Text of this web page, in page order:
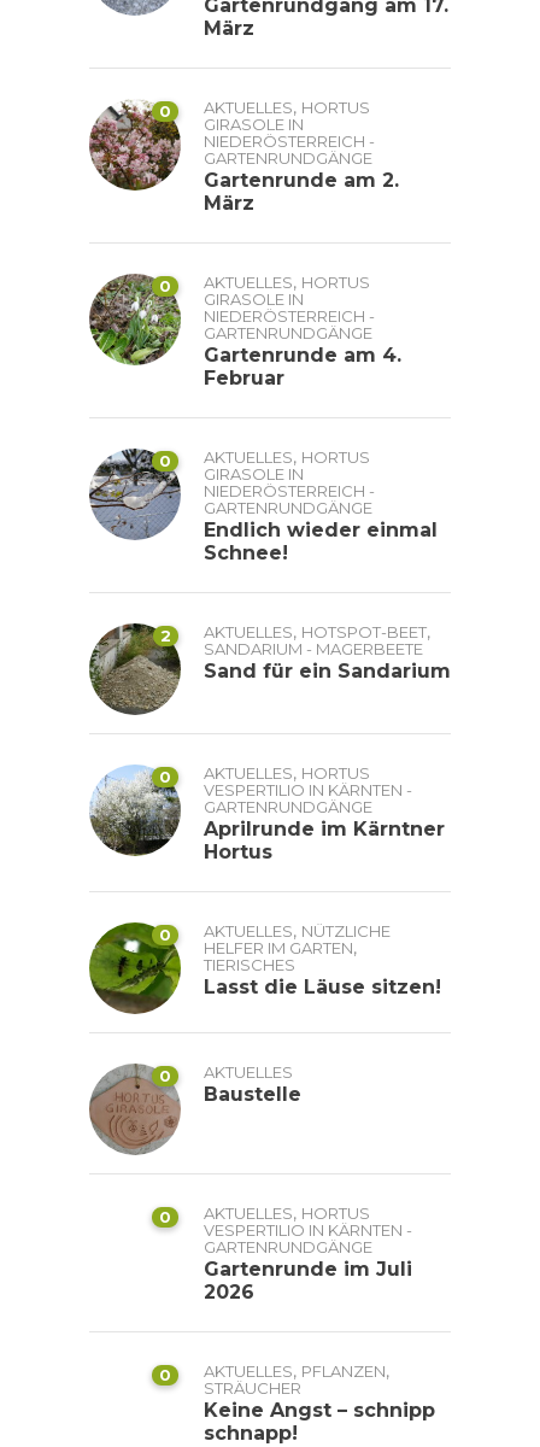
Gartenrundgang am 17.
März
0 AKTUELLES, HORTUS
GIRASOLE IN
NIEDERÖSTERREICH -
GARTENRUNDGÄNGE
Gartenrunde am 2.
März
0 AKTUELLES, HORTUS
GIRASOLE IN
NIEDERÖSTERREICH -
GARTENRUNDGÄNGE
Gartenrunde am 4.
Februar
0 AKTUELLES, HORTUS
GIRASOLE IN
NIEDERÖSTERREICH -
GARTENRUNDGÄNGE
Endlich wieder einmal
Schnee!
2 AKTUELLES, HOTSPOT-BEET,
SANDARIUM - MAGERBEETE
Sand für ein Sandarium
0 AKTUELLES, HORTUS
VESPERTILIO IN KÄRNTEN -
GARTENRUNDGÄNGE
Aprilrunde im Kärntner
Hortus
0 AKTUELLES, NÜTZLICHE
HELFER IM GARTEN,
TIERISCHES
Lasst die Läuse sitzen!
0 AKTUELLES
Baustelle
0 AKTUELLES, HORTUS
VESPERTILIO IN KÄRNTEN -
GARTENRUNDGÄNGE
Gartenrunde im Juli
2026
0 AKTUELLES, PFLANZEN,
STRÄUCHER
Keine Angst – schnipp
schnapp!